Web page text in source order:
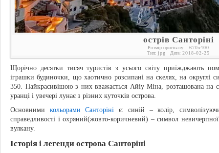
острів Санторіні
Розмір оригіналу: 670x400
Тип: jpg Дата: 2018-02-25
Щорічно десятки тисяч туристів з усього світу приїжджають
іграшки будиночки, що хаотично розсипані на скелях, на округлі
350. Найкрасивішою з них вважається Айіу Міна, розташована на
уранці і увечері лунає з різних куточків острова.
Основними кольорами Санторіні є: синій – колір,
справедливості і охряний(жовто-коричневий) – символ
вулкану.
Історія і легенди острова Санторіні